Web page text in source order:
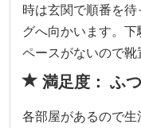
時は玄関で順番を
グへ向かいます。
ペースがないので靴
満足度： ふ
各部屋があるので